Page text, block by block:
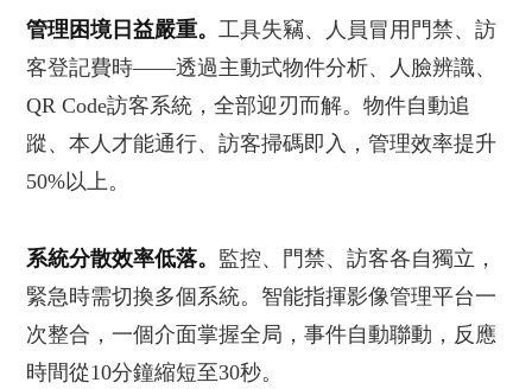
管理困境日益嚴重。工具失竊、人員冒用門禁、訪
客登記費時——透過主動式物件分析、人臉辨識、
QR Code訪客系統，全部迎刃而解。物件自動追
蹤、本人才能通行、訪客掃碼即入，管理效率提升
50%以上。
系統分散效率低落。 監控、門禁、訪客各自獨立，
緊急時需切換多個系統。智能指揮影像管理平台一
次整合，一個介面掌握全局，事件自動聯動，反應
時間從10分鐘縮短至30秒。